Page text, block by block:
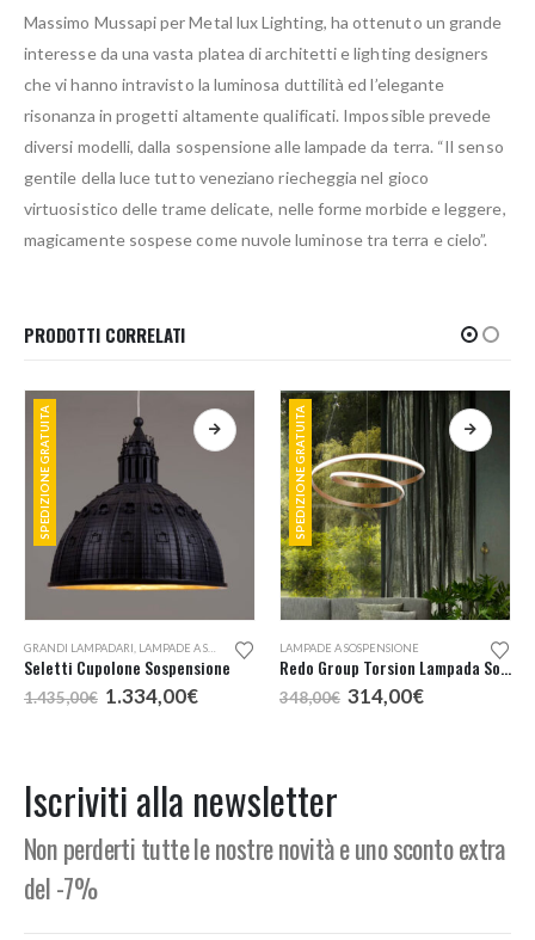
Massimo Mussapi per Metal lux Lighting, ha ottenuto un grande
interesse da una vasta platea di architetti e lighting designers
che vi hanno intravisto la luminosa duttilità ed l’elegante
risonanza in progetti altamente qualificati. Impossible prevede
diversi modelli, dalla sospensione alle lampade da terra. “Il senso
gentile della luce tutto veneziano riecheggia nel gioco
virtuosistico delle trame delicate, nelle forme morbide e leggere,
magicamente sospese come nuvole luminose tra terra e cielo”.
PRODOTTI CORRELATI
SPEDIZIONE GRATUITA
Questo prodotto ha più varianti. Le opzioni possono essere scelte nella pagina del prodotto
GRANDI LAMPADARI LAMPADE A SOSPENSIONE
Seletti Cupolone Sospensione
1.435,00€ Il
prezzo
1.334,00€Il
SPEDIZIONE GRATUITA
LAMPADE A SOSPENSIONE
Redo Group Torsion Lampada Sospensione LED 74
348,00€ Il
prezzo
314,00€Il
Iscriviti alla newsletter
Non perderti tutte le nostre novità e uno sconto extra
del -7%